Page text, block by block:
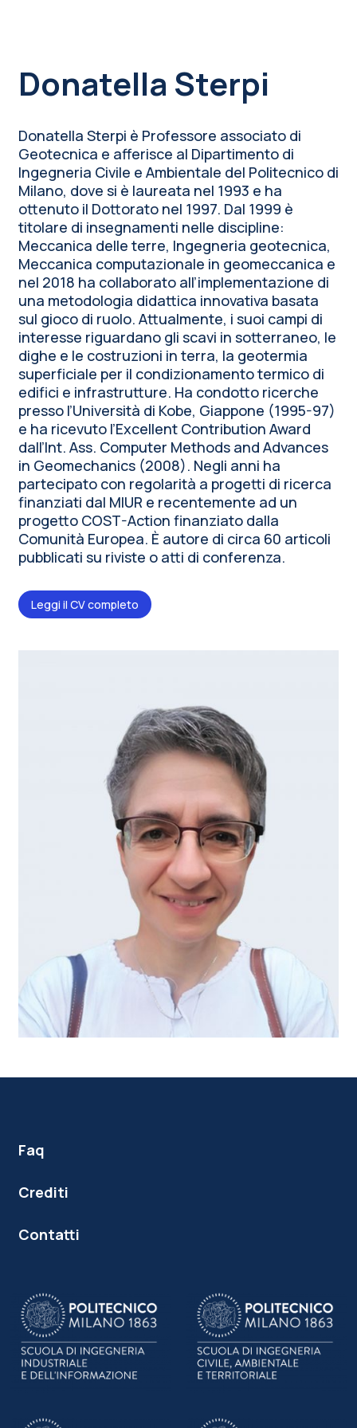
Donatella Sterpi
Donatella Sterpi è Professore associato di
Geotecnica e afferisce al Dipartimento di
Ingegneria Civile e Ambientale del Politecnico di
Milano, dove si è laureata nel 1993 e ha
ottenuto il Dottorato nel 1997. Dal 1999 è
titolare di insegnamenti nelle discipline:
Meccanica delle terre, Ingegneria geotecnica,
Meccanica computazionale in geomeccanica e
nel 2018 ha collaborato all’implementazione di
una metodologia didattica innovativa basata
sul gioco di ruolo. Attualmente, i suoi campi di
interesse riguardano gli scavi in sotterraneo, le
dighe e le costruzioni in terra, la geotermia
superficiale per il condizionamento termico di
edifici e infrastrutture. Ha condotto ricerche
presso l’Università di Kobe, Giappone (1995-97)
e ha ricevuto l’Excellent Contribution Award
dall’Int. Ass. Computer Methods and Advances
in Geomechanics (2008). Negli anni ha
partecipato con regolarità a progetti di ricerca
finanziati dal MIUR e recentemente ad un
progetto COST-Action finanziato dalla
Comunità Europea. È autore di circa 60 articoli
pubblicati su riviste o atti di conferenza.
Leggi il CV completo
Faq
Crediti
Contatti